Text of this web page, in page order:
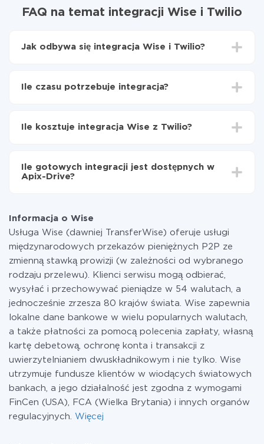
FAQ na temat integracji Wise i Twilio
Jak odbywa się integracja Wise i Twilio?
Włącz aktualizację
Ile czasu potrzebuje integracja?
od 5 do 30 minut. Konfiguracja zajmuje średnio 10-15
Ile kosztuje integracja Wise z Twilio?
Płacisz tylko za ilość danych, która faktycznie jest
przekazywana z jednego z Twoich systemów do
w razie potrzeby przełączyć się na płatną. Więcej
informacji otaryfach
Ile gotowych integracji jest dostępnych w
Apix-Drive?
Informacja o Wise
Usługa Wise (dawniej TransferWise) oferuje usługi
międzynarodowych przekazów pieniężnych P2P ze
zmienną stawką prowizji (w zależności od wybranego
rodzaju przelewu). Klienci serwisu mogą odbierać,
wysyłać i przechowywać pieniądze w 54 walutach, a
jednocześnie zrzesza 80 krajów świata. Wise zapewnia
lokalne dane bankowe w wielu popularnych walutach,
a także płatności za pomocą polecenia zapłaty, własną
kartę debetową, ochronę konta i transakcji z
uwierzytelnianiem dwuskładnikowym i nie tylko. Wise
utrzymuje fundusze klientów w wiodących światowych
bankach, a jego działalność jest zgodna z wymogami
FinCen (USA), FCA (Wielka Brytania) i innych organów
regulacyjnych. Więcej